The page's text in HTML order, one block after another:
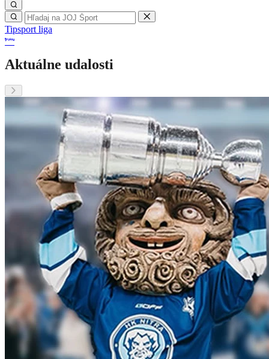
Tipsport liga
Aktuálne udalosti